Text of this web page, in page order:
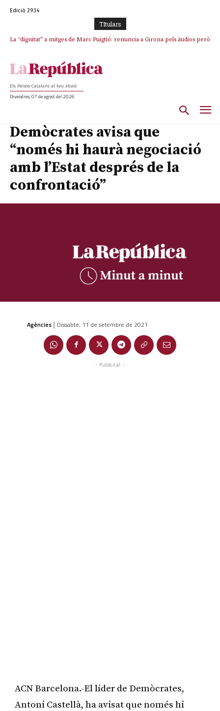
Edició 2934
TItulars
La “dignitat” a mitges de Marc Puigtió: renuncia a Girona pels àudios però
Els Països Catalans al teu abast
Divendres, 07 de agost del 2026
Demòcrates avisa que
“només hi haurà negociació
amb l’Estat després de la
confrontació”
Agències | Dissabte, 11 de setembre de 2021
- Publicitat -
ACN Barcelona.-El líder de Demòcrates,
Antoni Castellà, ha avisat que només hi